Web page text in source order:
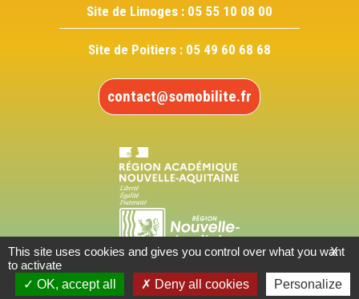
Site de Limoges : 05 55 10 08 00
Site de Poitiers : 05 49 60 68 68
contact@somobilite.fr
X
This site uses cookies and gives you control over what you want
to activate
OK, accept all
Deny all cookies Personalize